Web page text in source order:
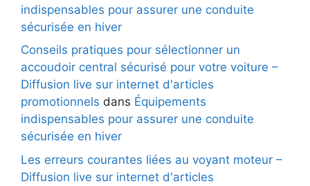
indispensables pour assurer une conduite
sécurisée en hiver
Conseils pratiques pour sélectionner un
accoudoir central sécurisé pour votre voiture –
Diffusion live sur internet d'articles
promotionnels dans Équipements
indispensables pour assurer une conduite
sécurisée en hiver
Les erreurs courantes liées au voyant moteur –
Diffusion live sur internet d'articles